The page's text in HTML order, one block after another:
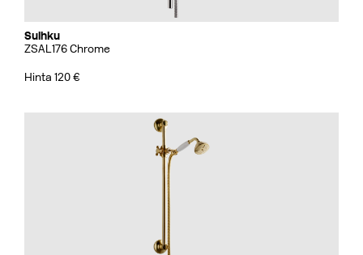
Suihku
ZSAL176 Chrome
Hinta 120 €